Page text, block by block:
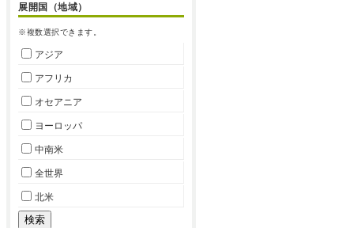
展開国（地域）
※複数選択できます。
アジア
アフリカ
オセアニア
ヨーロッパ
中南米
全世界
北米